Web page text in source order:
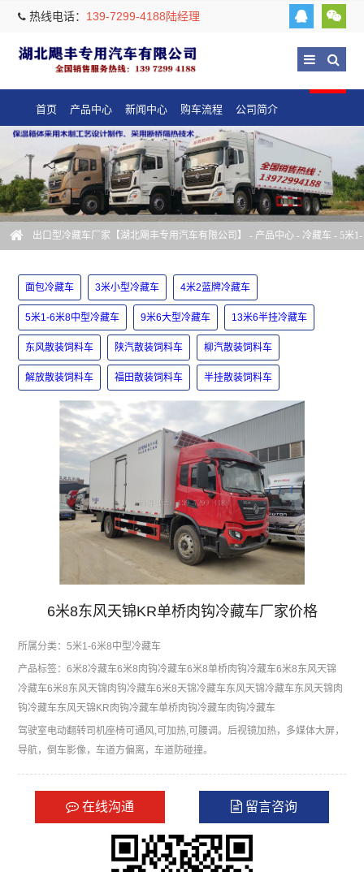
热线电话： 139-7299-4188陆经理
首页 产品中心 新闻中心 购车流程 公司简介
出口型冷藏车厂家【湖北飓丰专用汽车有限公司】 - 产品中心 - 冷藏车 - 5米1-
面包冷藏车 3米小型冷藏车 4米2蓝牌冷藏车
5米1-6米8中型冷藏车 9米6大型冷藏车 13米6半挂冷藏车
东风散装饲料车 陕汽散装饲料车 柳汽散装饲料车
解放散装饲料车 福田散装饲料车 半挂散装饲料车
6米8东风天锦KR单桥肉钩冷藏车厂家价格
所属分类：5米1-6米8中型冷藏车
产品标签：6米8冷藏车6米8肉钩冷藏车6米8单桥肉钩冷藏车6米8东风天锦
冷藏车6米8东风天锦肉钩冷藏车6米8天锦冷藏车东风天锦冷藏车东风天锦肉
钩冷藏车东风天锦KR肉钩冷藏车单桥肉钩冷藏车肉钩冷藏车
驾驶室电动翻转司机座椅可通风,可加热,可腰调。后视镜加热，多媒体大屏，
导航，倒车影像，车道方偏离，车道防碰撞。
在线沟通 留言咨询